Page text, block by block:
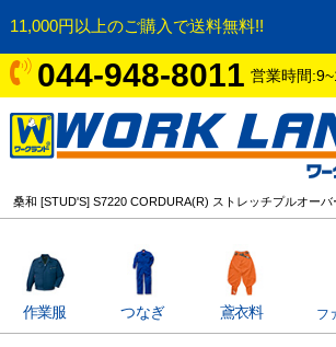
11,000円以上のご購入で送料無料!!
044-948-8011 営業時間
桑和 [STUD'S] S7220 CORDURA(R) ストレッチプルオーバ
作業服 つなぎ 鳶衣料 フ